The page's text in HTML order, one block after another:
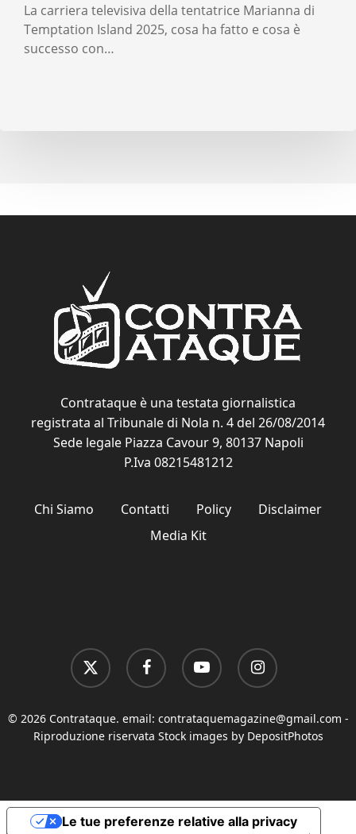
La carriera televisiva della tentatrice Marianna di
Temptation Island 2025, cosa ha fatto e cosa è
successo con…
Contrataque è una testata giornalistica
registrata al Tribunale di Nola n. 4 del 26/08/2014
Sede legale Piazza Cavour 9, 80137 Napoli
P.Iva 08215481212
Chi Siamo Contatti Policy
Disclaimer
Media Kit
x-
twitter
facebook youtube instagram
© 2026 Contrataque. email: contrataquemagazine@gmail.com -
Riproduzione riservata Stock images by DepositPhotos
Le tue preferenze relative alla privacy